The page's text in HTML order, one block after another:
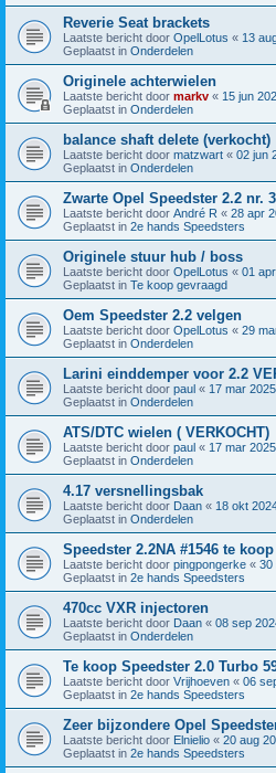
Reverie Seat brackets
Laatste bericht door OpelLotus « 13
Geplaatst in Onderdelen
Originele achterwielen
Laatste bericht door markv « 15 jun
Geplaatst in Onderdelen
balance shaft delete (verkocht)
Laatste bericht door matzwart « 02 jun
Geplaatst in Onderdelen
Zwarte Opel Speedster 2.2 nr.
Laatste bericht door André R « 28 apr
Geplaatst in 2e hands Speedsters
Originele stuur hub / boss
Laatste bericht door OpelLotus « 01
Geplaatst in Te koop gevraagd
Oem Speedster 2.2 velgen
Laatste bericht door OpelLotus « 29
Geplaatst in Onderdelen
Larini einddemper voor 2.2
Laatste bericht door paul « 17 mar
Geplaatst in Onderdelen
ATS/DTC wielen ( VERKOCHT)
Laatste bericht door paul « 17 mar
Geplaatst in Onderdelen
4.17 versnellingsbak
Laatste bericht door Daan « 18 okt
Geplaatst in Onderdelen
Speedster 2.2NA #1546 te koop
Laatste bericht door pingpongerke « 30
Geplaatst in 2e hands Speedsters
470cc VXR injectoren
Laatste bericht door Daan « 08 sep
Geplaatst in Onderdelen
Te koop Speedster 2.0 Turbo
Laatste bericht door Vrijhoeven « 06
Geplaatst in 2e hands Speedsters
Zeer bijzondere Opel
Laatste bericht door Elnielio « 20 aug
Geplaatst in 2e hands Speedsters